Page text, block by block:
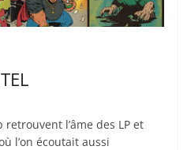
l’âme des LP et
l’on écoutait aussi